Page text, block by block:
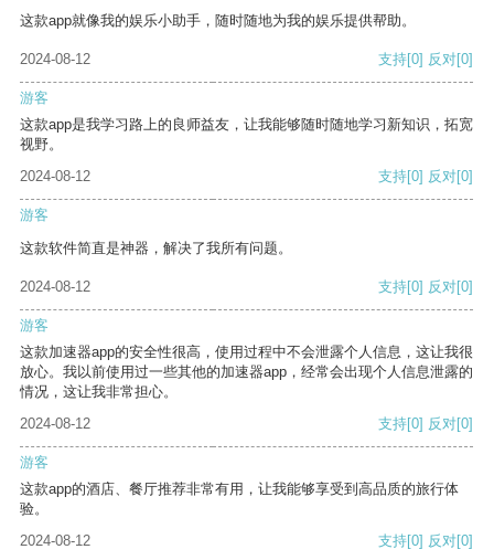
这款app就像我的娱乐小助手，随时随地为我的娱乐提供帮助。
2024-08-12 支持[0] 反对[0]
游客
这款app是我学习路上的良师益友，让我能够随时随地学习新知识，拓宽
视野。
2024-08-12
支持[0] 反对[0]
游客
这款软件简直是神器，解决了我所有问题。
2024-08-12 支持[0] 反对[0]
游客
这款加速器app的安全性很高，使用过程中不会泄露个人信息，这让我很
放心。我以前使用过一些其他的加速器app，经常会出现个人信息泄露的
情况，这让我非常担心。
2024-08-12
支持[0] 反对[0]
游客
这款app的酒店、餐厅推荐非常有用，让我能够享受到高品质的旅行体
验。
2024-08-12
支持[0] 反对[0]